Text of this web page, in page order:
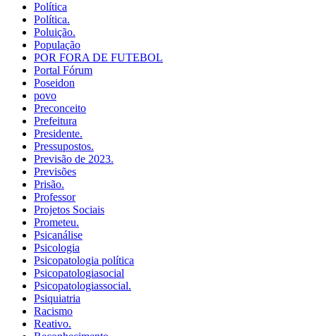
Política
Política.
Poluição.
População
POR FORA DE FUTEBOL
Portal Fórum
Poseidon
povo
Preconceito
Prefeitura
Presidente.
Pressupostos.
Previsão de 2023.
Previsões
Prisão.
Professor
Projetos Sociais
Prometeu.
Psicanálise
Psicologia
Psicopatologia política
Psicopatologiasocial
Psicopatologiassocial.
Psiquiatria
Racismo
Reativo.